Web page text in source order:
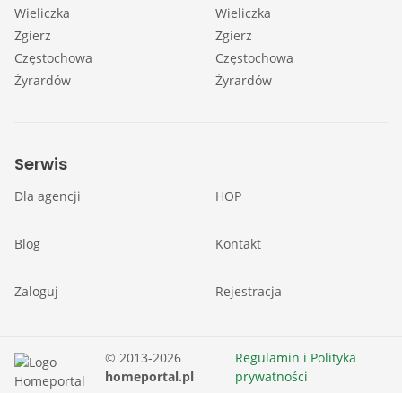
Wieliczka
Zgierz
Częstochowa
Żyrardów
Wieliczka
Zgierz
Częstochowa
Żyrardów
Serwis
Dla agencji HOP
Blog Kontakt
Zaloguj Rejestracja
© 2013-2026
homeportal.pl
Regulamin i Polityka
prywatności